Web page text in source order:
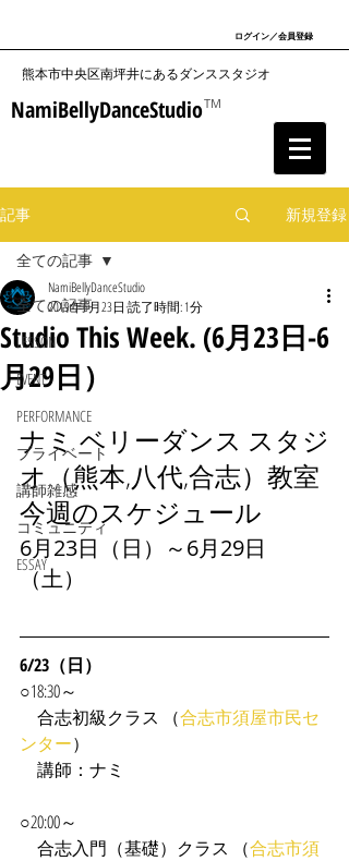
ログイン／会員登録
​熊本市中央区南坪井にあるダンススタジオ
NamiBellyDanceStudioTM
記事 新規登録
全ての記事
LESSON
EVENT
PERFORMANCE
プライベート
講師雑感
コミュニティ
ESSAY
全ての記事
Studio This Week. (6月23日-6
月29日）
NamiBellyDanceStudio
2019年6月23日 読了時間: 1分
ナミ ベリーダンス スタジ
オ（熊本,八代,合志）教室
今週のスケジュール
6月23日（日）～6月29日
（土）
6/23（日）
○18:30～
合志初級クラス （合志市須屋市民セ
ンター）
講師：ナミ
○20:00～
合志入門（基礎）クラス （合志市須